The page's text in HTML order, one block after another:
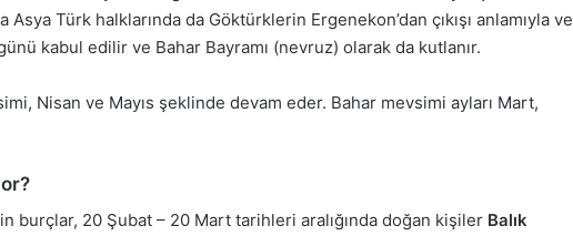
Asya Türk halklarında da Göktürklerin Ergenekon’dan çıkışı anlamıyla ve
kabul edilir ve Bahar Bayramı (nevruz) olarak da kutlanır.
Nisan ve Mayıs şeklinde devam eder. Bahar mevsimi ayları Mart,
burçlar, 20 Şubat – 20 Mart tarihleri aralığında doğan kişiler Balık